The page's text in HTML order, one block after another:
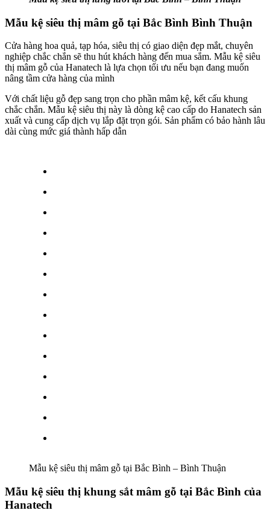
Mẫu kệ siêu thị mâm gỗ tại Bắc Bình Bình Thuận
Cửa hàng hoa quả, tạp hóa, siêu thị có giao diện đẹp mắt, chuyên
nghiệp chắc chắn sẽ thu hút khách hàng đến mua sắm. Mẫu kệ siêu
thị mâm gỗ của Hanatech là lựa chọn tối ưu nếu bạn đang muốn
nâng tầm cửa hàng của mình
Với chất liệu gỗ đẹp sang trọn cho phần mâm kệ, kết cấu khung
chắc chắn. Mẫu kệ siêu thị này là dòng kệ cao cấp do Hanatech sản
xuất và cung cấp dịch vụ lắp đặt trọn gói. Sản phẩm có bảo hành lâu
dài cùng mức giá thành hấp dẫn
Mẫu kệ siêu thị mâm gỗ tại Bắc Bình – Bình Thuận
Mẫu kệ siêu thị khung sắt mâm gỗ tại Bắc Bình của
Hanatech